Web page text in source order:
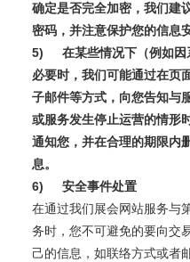
确定是否完全加密，我们建
密码，并注意保护您的信息
5)
在某些情况下（例如
必要时，我们可能通过在页
子邮件等方式，向您告知与
或服务发生停止运营的情形
通知您，并在合理的期限内
息。
6)
安全事件处置
在通过我们展会网站服务与
务时，您不可避免的要向交
己的信息，如联络方式或者